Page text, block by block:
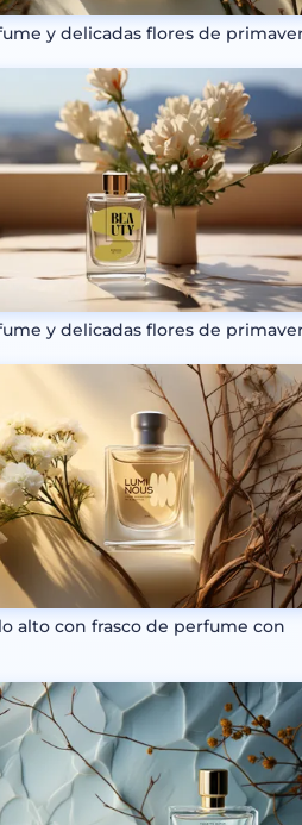
y delicadas flores de
y delicadas flores de
alto con frasco de perfume con